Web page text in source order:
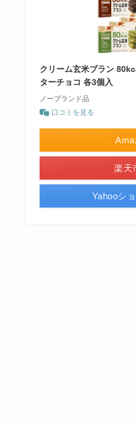
クリーム玄米ブラン
ターチョコ 各3個入
ノーブランド品
口コミを見る
楽天
Yahooシ